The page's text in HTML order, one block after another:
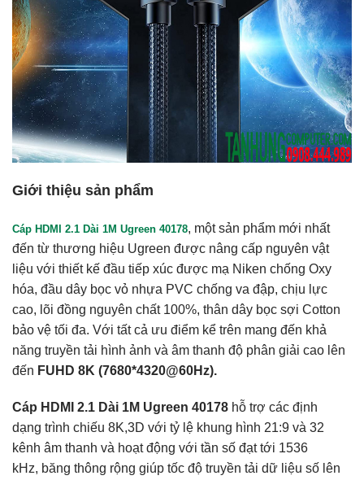
Giới thiệu sản phẩm
Cáp HDMI 2.1 Dài 1M Ugreen 40178, một sản phẩm mới nhất
đến từ thương hiệu Ugreen được nâng cấp nguyên vật
liệu với thiết kế đầu tiếp xúc được mạ Niken chống Oxy
hóa, đầu dây bọc vỏ nhựa PVC chống va đập, chịu lực
cao, lõi đồng nguyên chất 100%, thân dây bọc sợi Cotton
bảo vệ tối đa. Với tất cả ưu điểm kể trên mang đến khả
năng truyền tải hình ảnh và âm thanh độ phân giải cao lên
đến FUHD 8K (7680*4320@60Hz).
Cáp HDMI 2.1 Dài 1M Ugreen 40178 hỗ trợ các định
dạng trình chiếu 8K,3D với tỷ lệ khung hình 21:9 và 32
kênh âm thanh và hoạt động với tần số đạt tới 1536
kHz, băng thông rộng giúp tốc độ truyền tải dữ liệu số lên